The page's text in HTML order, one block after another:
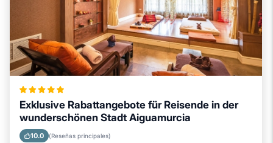
Exklusive Rabattangebote für Reisende in der
wunderschönen Stadt Aiguamurcia
10.0 (Reseñas principales)